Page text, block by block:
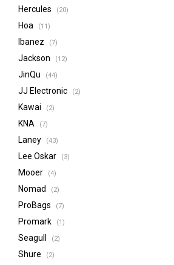
Hercules (20)
Hoa (11)
Ibanez (7)
Jackson (12)
JinQu (44)
JJ Electronic (2)
Kawai (2)
KNA (7)
Laney (43)
Lee Oskar (3)
Mooer (4)
Nomad (2)
ProBags (7)
Promark (1)
Seagull (2)
Shure (2)